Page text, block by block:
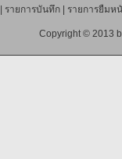
รายการบันทึก| รายการยืมห
Copyright © 2013